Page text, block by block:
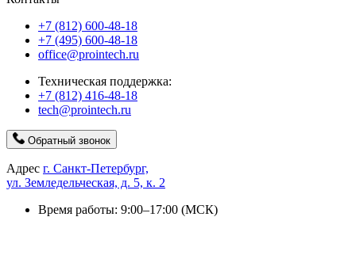
+7 (812) 600-48-18
+7 (495) 600-48-18
office@prointech.ru
Техническая поддержка:
+7 (812) 416-48-18
tech@prointech.ru
Обратный звонок
Адрес г. Санкт-Петербург,
ул. Земледельческая, д. 5, к. 2
Время работы: 9:00–17:00 (МСК)